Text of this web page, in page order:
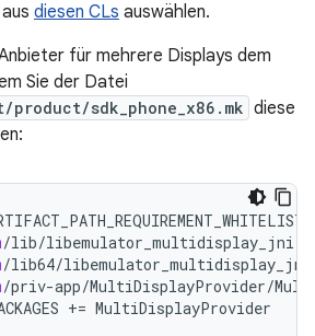
diesen CLs auswählen.
für mehrere Displays dem
Sie der Datei
sdk_phone_x86.mk diese
/lib/libemulator_multidisplay_jni
/lib64/libemulator_multidisplay_jni
/priv-app/MultiDisplayProvider/
+= MultiDisplayProvider